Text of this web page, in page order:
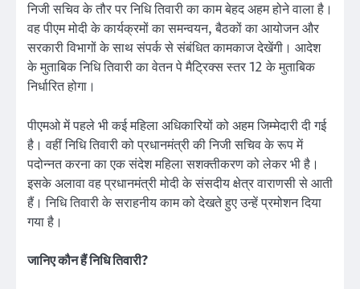
निजी सचिव के तौर पर निधि तिवारी का काम बेहद अहम होने वाला है।
वह पीएम मोदी के कार्यक्रमों का समन्वयन, बैठकों का आयोजन और
सरकारी विभागों के साथ संपर्क से संबंधित कामकाज देखेंगी। आदेश
के मुताबिक निधि तिवारी का वेतन पे मैट्रिक्स स्तर 12 के मुताबिक
निर्धारित होगा।
पीएमओ में पहले भी कई महिला अधिकारियों को अहम जिम्मेदारी दी गई
है। वहीं निधि तिवारी को प्रधानमंत्री की निजी सचिव के रूप में
पदोन्नत करना का एक संदेश महिला सशक्तीकरण को लेकर भी है।
इसके अलावा वह प्रधानमंत्री मोदी के संसदीय क्षेत्र वाराणसी से आती
हैं। निधि तिवारी के सराहनीय काम को देखते हुए उन्हें प्रमोशन दिया
गया है।
जानिए कौन हैं निधि तिवारी?